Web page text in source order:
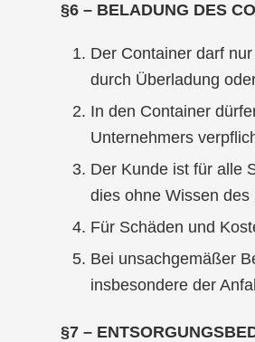
§6 – BELADUNG DES
Der Container darf
durch Überladung
In den Container
Unter­nehmers
Der Kunde ist für alle
dies ohne Wissen
Für Schäden und
Bei unsachgemäßer
insbesondere der
§7 –